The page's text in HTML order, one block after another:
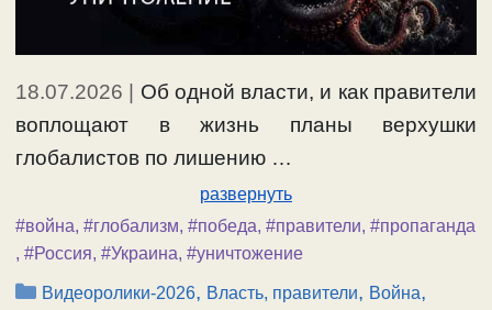
18.07.2026 | Об одной власти, и как правители
воплощают в жизнь планы верхушки
глобалистов по лишению …
развернуть
#война, #глобализм, #победа, #правители, #пропаганда
, #Россия, #Украина, #уничтожение
Рубрики
Видеоролики-2026, Власть, правители, Война,